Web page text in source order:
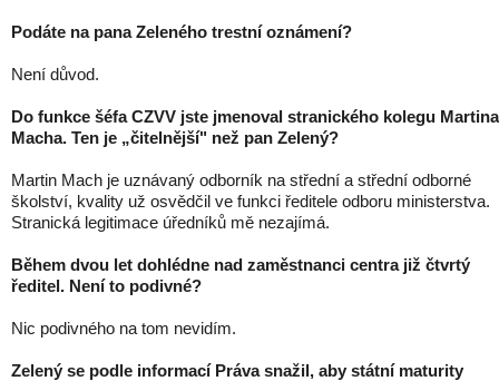
Podáte na pana Zeleného trestní oznámení?
Není důvod.
Do funkce šéfa CZVV jste jmenoval stranického kolegu Martina
Macha. Ten je „čitelnější" než pan Zelený?
Martin Mach je uznávaný odborník na střední a střední odborné
školství, kvality už osvědčil ve funkci ředitele odboru ministerstva.
Stranická legitimace úředníků mě nezajímá.
Během dvou let dohlédne nad zaměstnanci centra již čtvrtý
ředitel. Není to podivné?
Nic podivného na tom nevidím.
Zelený se podle informací Práva snažil, aby státní maturity